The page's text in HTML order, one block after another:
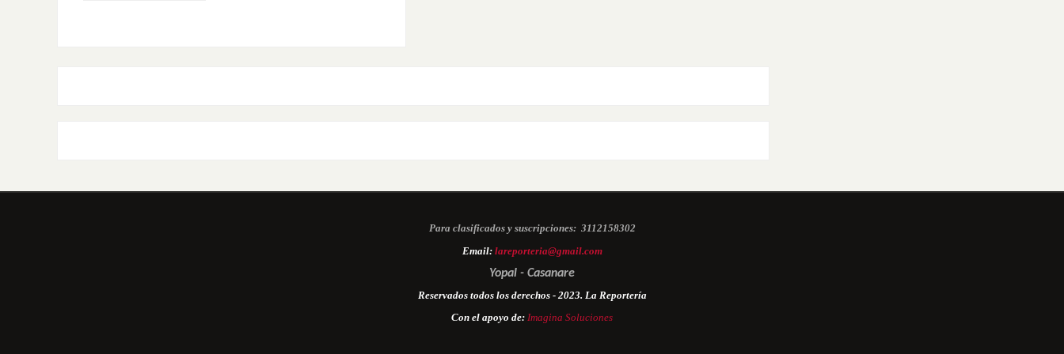
Para clasificados y suscripciones: 3112158302
Email: lareporteria@gmail.com
Yopal - Casanare
Reservados todos los derechos - 2023. La Reportería
Con el apoyo de: Imagina Soluciones